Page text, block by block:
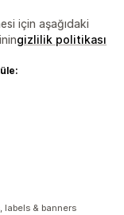
için aşağıdaki
gizlilik politikası
labels & banners